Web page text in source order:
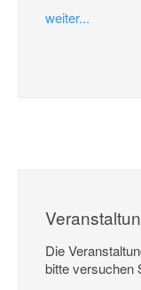
weiter...
Die
bitte versuchen